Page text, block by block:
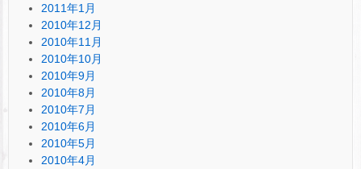
2011年1月
2010年12月
2010年11月
2010年10月
2010年9月
2010年8月
2010年7月
2010年6月
2010年5月
2010年4月